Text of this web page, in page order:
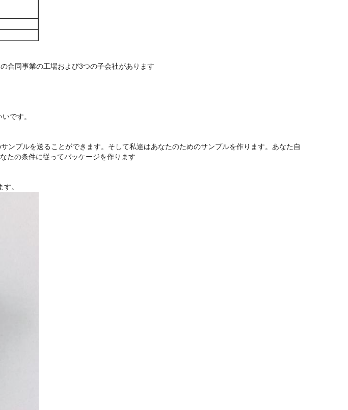
合同事業の工場および3つの子会社があります
です。
プルを送ることができます。そして私達はあなたのためのサンプルを作ります。あなた自
たの条件に従ってパッケージを作ります
。